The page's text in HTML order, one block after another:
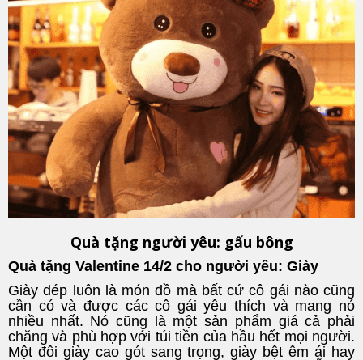
Quà tặng người yêu: gấu bông
Quà tặng Valentine 14/2 cho người yêu: Giày
Giày dép luôn là món đồ mà bất cứ cô gái nào cũng
cần có và được các cô gái yêu thích và mang nó
nhiều nhất. Nó cũng là một sản phẩm giá cả phải
chăng và phù hợp với túi tiền của hầu hết mọi người.
Một đôi giày cao gót sang trọng, giày bệt êm ái hay